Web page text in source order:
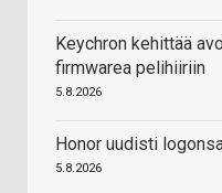
Keychron kehittää
firmwarea pelihiiriin
5.8.2026
Honor uudisti
5.8.2026